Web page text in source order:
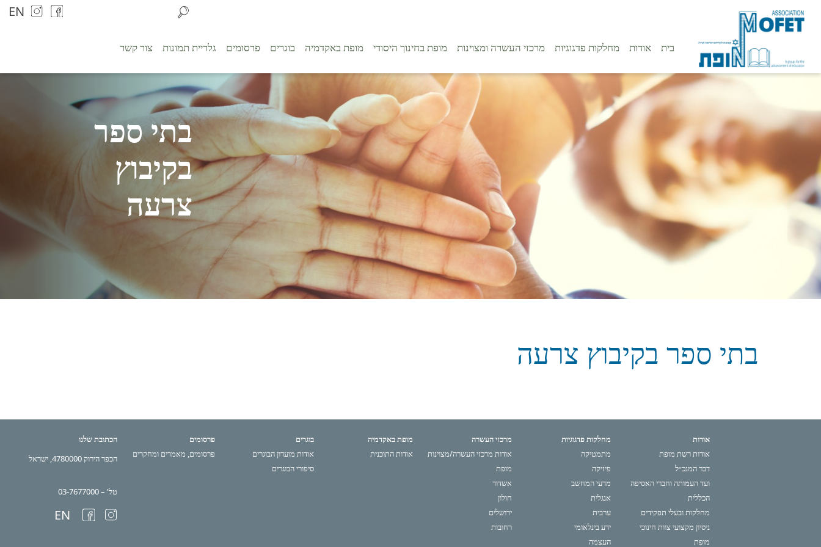
EN
בית אודות מחלקות פדגוגיות מרכזי העשרה ומצוינות מופת בחינוך היסודי מופת באקדמיה בוגרים פרסומים גלריית תמונות צור קשר
בתי ספר
בקיבוץ
צרעה
בתי ספר בקיבוץ צרעה
פרסומים
פרסומים, מאמרים ומחקרים
בוגרים
אודות מועדון הבוגרים
סיפורי הבוגרים
מופת באקדמיה
אודות התוכנית
מרכזי העשרה
אודות מרכזי העשרה/מצוינות
מופת
אשדוד
חולון
ירושלים
רחובות
מחלקות פדגוגיות
מתמטיקה
פיזיקה
מדעי המחשב
אנגלית
ערבית
ידע בינלאומי
העצמה
אודות
אודות רשת מופת
דבר המנכ״ל
ועד העמותה וחברי האסיפה
הכללית
מחלקות ובעלי תפקידים
ניסיון מקצועי צוות חינוכי
מופת
הכתובת שלנו
הכפר הירוק 4780000, ישראל
טל' – 03-7677000
EN